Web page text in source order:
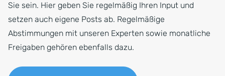
Sie sein. Hier geben Sie regelmäßig Ihren Input und
setzen auch eigene Posts ab. Regelmäßige
Abstimmungen mit unseren Experten sowie monatliche
Freigaben gehören ebenfalls dazu.